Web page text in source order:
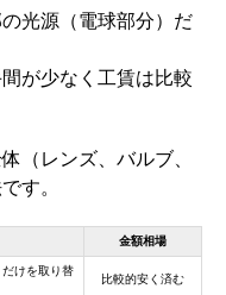
光源（電球部分）だ
が少なく工賃は比較
（レンズ、バルブ、
す。
金額相場
けを取り替
比較的安く済む